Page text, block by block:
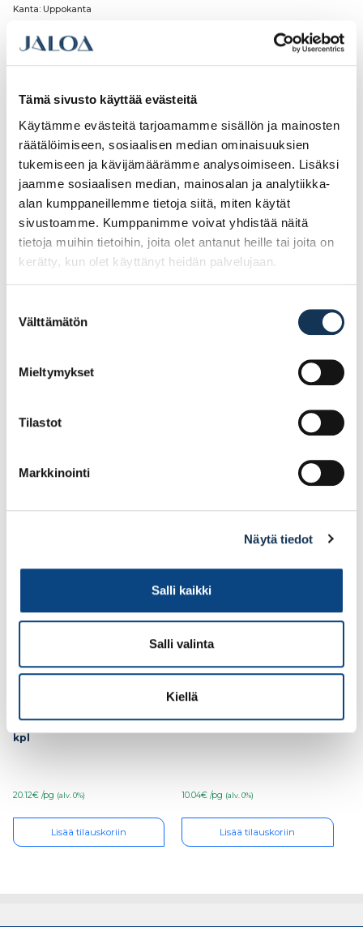
Tämä sivusto käyttää evästeitä
Käytämme evästeitä tarjoamamme sisällön ja mainosten
räätälöimiseen, sosiaalisen median ominaisuuksien
tukemiseen ja kävijämäärämme analysoimiseen. Lisäksi
jaamme sosiaalisen median, mainosalan ja analytiikka-
alan kumppaneillemme tietoja siitä, miten käytät
sivustoamme. Kumppanimme voivat yhdistää näitä
tietoja muihin tietoihin, joita olet antanut heille tai joita on
kerätty, kun olet käyttänyt heidän palvelujaan.
valinta
Välttämätön
Mieltymykset
Tilastot
Markkinointi
Näytä tiedot
Salli kaikki
Salli valinta
Kiellä
Kanta: Uppokanta
Materiaalin kiinnittämiseen: Puu
Tutustu myös
12.06€ /pg(alv. 0%)
ESSVE Puuruuvi
kpl
20.12€ /pg (alv. 0%)
Lisää tilauskoriin
ESSVE Puuruuvi C1
10.04€ /pg (alv. 0%)
Lisää tilauskoriin